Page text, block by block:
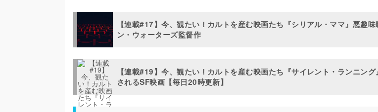
【連載#17】今、観たい！カルトを産む映画たち『シリアル・ママ』悪趣味
ン・ウォーターズ監督作
【連載#19】今、観たい！カルトを産む映画たち『サイレント・ランニン
されるSF映画【毎日20時更新】